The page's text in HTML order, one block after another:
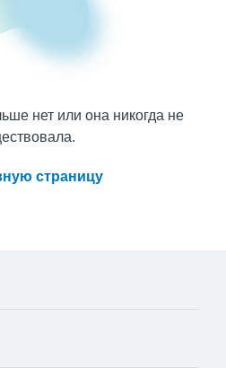
нет или она никогда не
страницу